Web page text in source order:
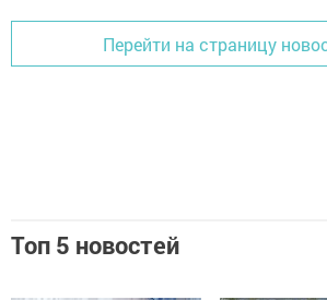
Перейти на страницу
Топ 5 новостей